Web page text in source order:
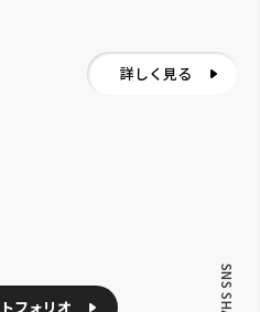
フォリオ
詳しく見る